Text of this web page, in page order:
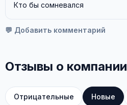
Кто бы сомневался
💬 Добавить комментарий
Отзывы о компании
Отрицательные Новые